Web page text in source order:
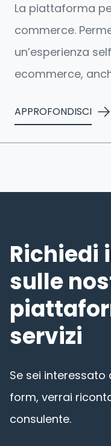
La piattaforma
commerce.
un’esperienza
ecommerce,
APPROFONDISCI
Richiedi
sulle
servizi
Se sei interessato
form, verrai
consulente.